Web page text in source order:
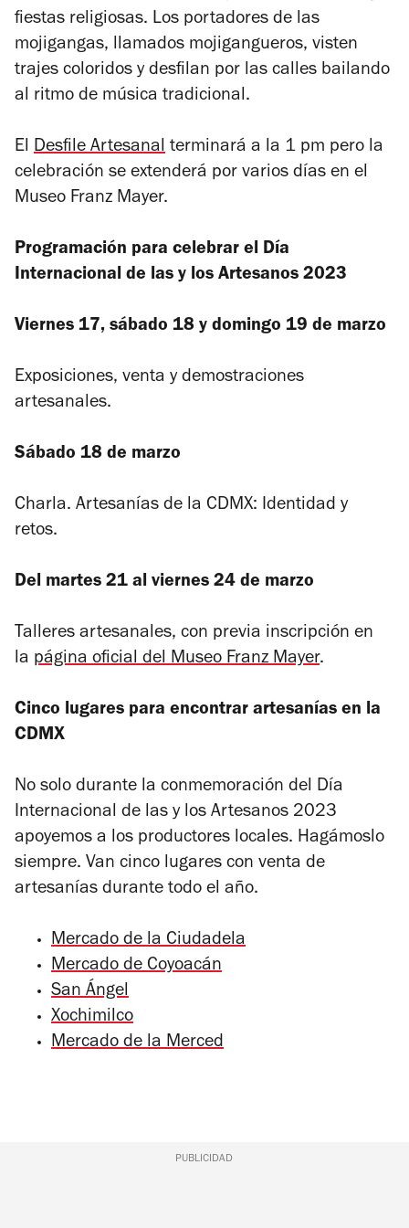
fiestas religiosas. Los portadores de las
mojigangas, llamados mojigangueros, visten
trajes coloridos y desfilan por las calles bailando
al ritmo de música tradicional.
El Desfile Artesanal terminará a la 1 pm pero la
celebración se extenderá por varios días en el
Museo Franz Mayer.
Programación para celebrar el Día
Internacional de las y los Artesanos 2023
Viernes 17, sábado 18 y domingo 19 de marzo
Exposiciones, venta y demostraciones
artesanales.
Sábado 18 de marzo
Charla. Artesanías de la CDMX: Identidad y
retos.
Del martes 21 al viernes 24 de marzo
Talleres artesanales, con previa inscripción en
la página oficial del Museo Franz Mayer.
Cinco lugares para encontrar artesanías en la
CDMX
No solo durante la conmemoración del Día
Internacional de las y los Artesanos 2023
apoyemos a los productores locales. Hagámoslo
siempre. Van cinco lugares con venta de
artesanías durante todo el año.
Mercado de la Ciudadela
Mercado de Coyoacán
San Ángel
Xochimilco
Mercado de la Merced
PUBLICIDAD